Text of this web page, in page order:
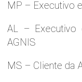
MP – Executivo
AL – Executivo
AGNIS
MS – Cliente da